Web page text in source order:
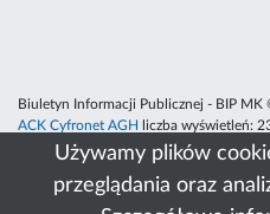
Używamy plików
przeglądania oraz
Biuletyn Informacji Publicznej - BIP
ACK Cyfronet AGH
liczba wyświetleń: